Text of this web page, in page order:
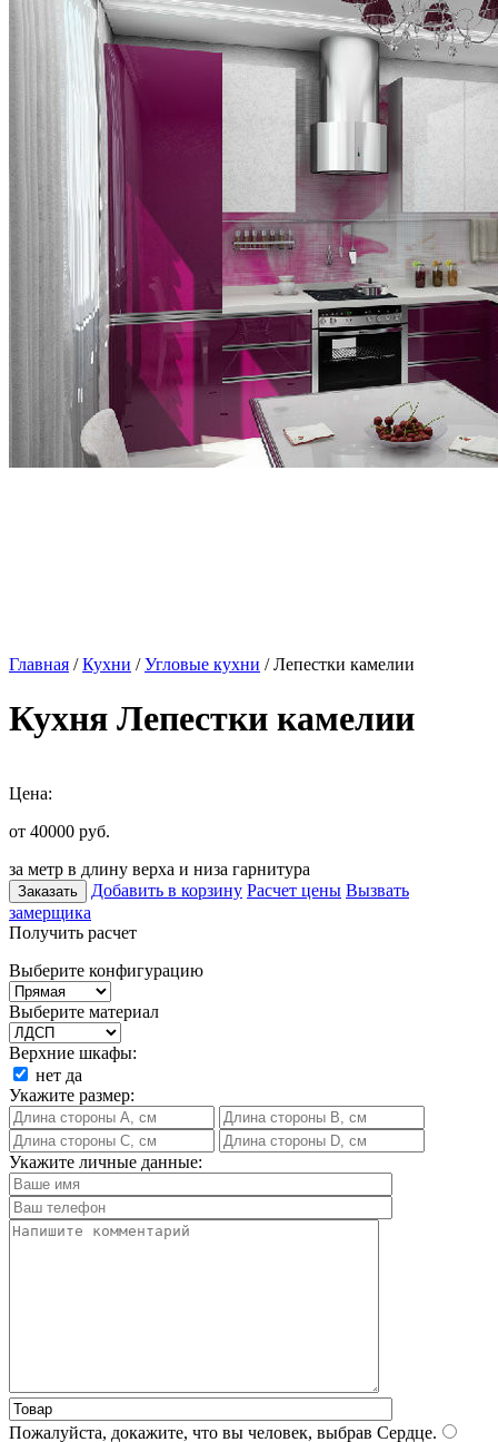
Главная /Кухни /Угловые кухни / Лепестки камелии
Кухня Лепестки камелии
Цена:
от 40000 руб.
за метр в длину верха и низа гарнитура
Заказать Добавить в корзину Расчет цены Вызвать
замерщика
Получить расчет
Выберите конфигурацию
Выберите материал
Верхние шкафы:
нет да
Укажите размер:
Укажите личные данные:
Пожалуйста, докажите, что вы человек, выбрав Сердце.